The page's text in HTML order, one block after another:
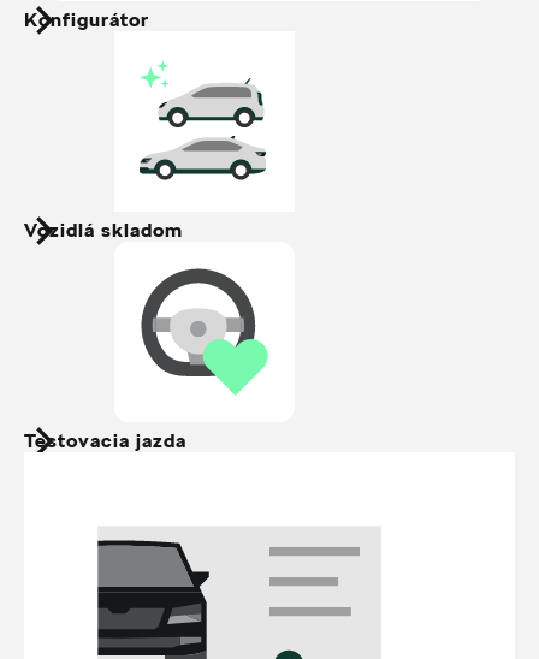
Konfigurátor
Vozidlá skladom
Testovacia jazda